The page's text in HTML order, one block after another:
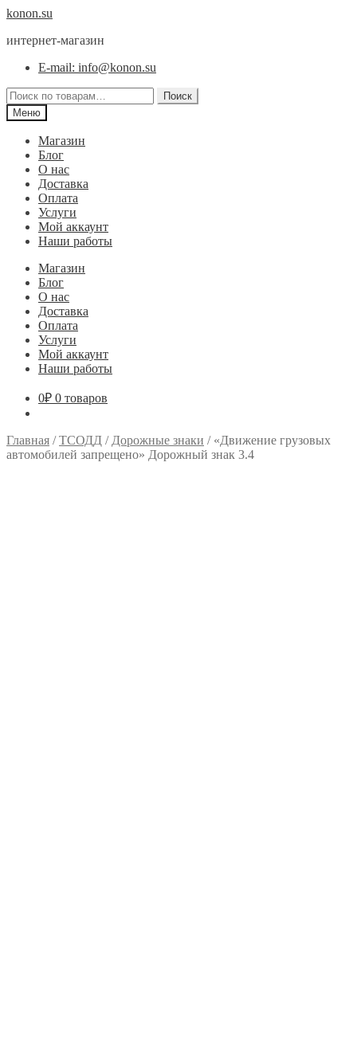
Перейти
навигации
Перейти
содержимому
konon.su
интернет-магазин
E-mail: info@konon.su
Искать:
Поиск
Меню
Магазин
Блог
О нас
Доставка
Оплата
Услуги
Мой аккаунт
Наши работы
Магазин
Блог
О нас
Доставка
Оплата
Услуги
Мой аккаунт
Наши работы
0₽ 0 товаров
Главная /ТСОДД / Дорожные знаки / «Движение грузовых
автомобилей запрещено» Дорожный знак 3.4